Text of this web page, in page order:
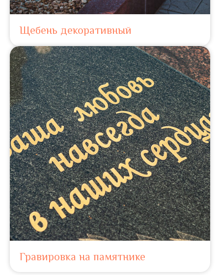
Щебень декоративный
Гравировка на памятнике